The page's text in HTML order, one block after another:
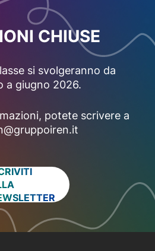
CHIUSE
si svolgeranno da
a giugno 2026.
potete scrivere a